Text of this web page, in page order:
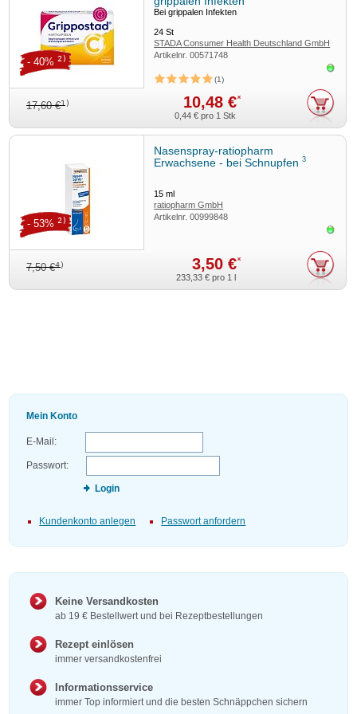
Bei grippalen Infekten
24St
STADA Consumer Health Deutschland GmbH
Artikelnr.00571748
1
17,60 €1) 10,48 €*
- 40% 2)
0,44 € pro 1 Stk
Nasenspray-ratiopharm
Erwachsene - bei Schnupfen3
15ml
ratiopharm GmbH
Artikelnr.00999848
7,50 €4) 3,50 €*
- 53% 2)
233,33 € pro 1 l
Mein Konto
E-Mail:
Passwort:
Login
Kundenkonto anlegen Passwort anfordern
Keine Versandkosten
ab 19 € Bestellwert und bei Rezeptbestellungen
Rezept einlösen
immer versandkostenfrei
Informationsservice
immer Top informiert und die besten Schnäppchen sichern